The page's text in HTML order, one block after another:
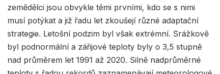
zemědělci jsou obvykle těmi prvními, kdo se s nimi
musí potýkat a již řadu let zkoušejí různé adaptační
strategie. Letošní podzim byl však extrémní. Srážkově
byl podnormální a zářijové teploty byly o 3,5 stupně
nad průměrem let 1991 až 2020. Silně nadprůměrné